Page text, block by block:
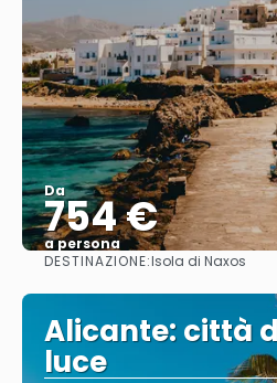
Da
754 €
a persona
Vedere
DESTINAZIONE:Isola di Naxos
Alicante: città
luce